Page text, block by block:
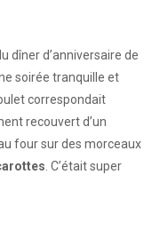
dîner d’anniversaire de
soirée tranquille et
correspondait
recouvert d’un
four sur des morceaux
. C’était super